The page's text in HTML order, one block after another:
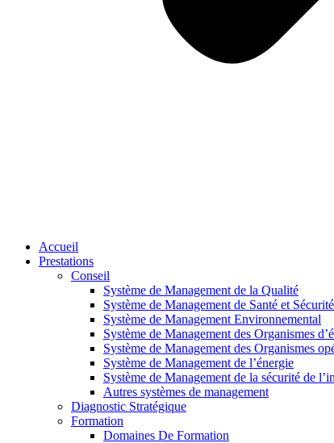
Accueil
Prestations
Conseil
Système de Management de la Qualité
Système de Management de Santé et
Système de Management Environnemental
Système de Management des Organismes
Système de Management des Organismes
Système de Management de l’énergie
Système de Management de la sécurité de
Autres systèmes de management
Diagnostic Stratégique
Formation
Domaines De Formation